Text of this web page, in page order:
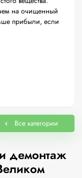
на очищенный
прибыли, если
Все категории
демонтаж